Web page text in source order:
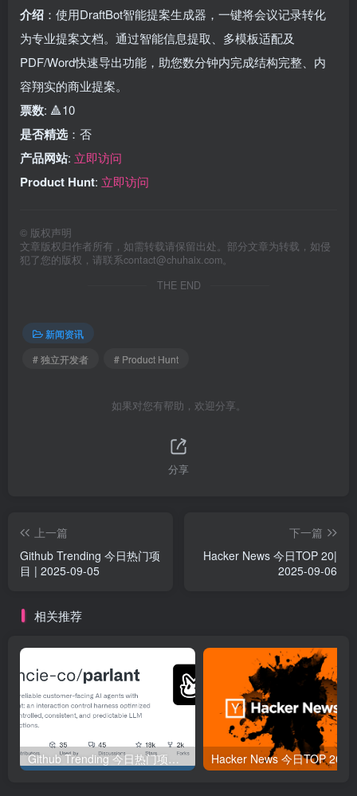
介绍 ：使用DraftBot智能提案生成器，一键将会议记录转化
为专业提案文档。通过智能信息提取、多模板适配及
PDF/Word快速导出功能，助您数分钟内完成结构完整、内
容翔实的商业提案。
票数: 🔺10
是否精选 ：否
产品网站: 立即访问
Product Hunt: 立即访问
© 版权声明
文章版权归作者所有，如需转载请保留出处。部分文章为转载，如侵
犯了您的版权，请联系contact@chuhaix.com。
THE END
新闻资讯
# 独立开发者
# Product Hunt
如果对您有帮助，欢迎分享。
分享
上一篇
Github Trending 今日热门项
目 | 2025-09-05
下一篇
Hacker News 今日TOP 20|
2025-09-06
相关推荐
Github Trending 今日热门项目 | 2025-09-06